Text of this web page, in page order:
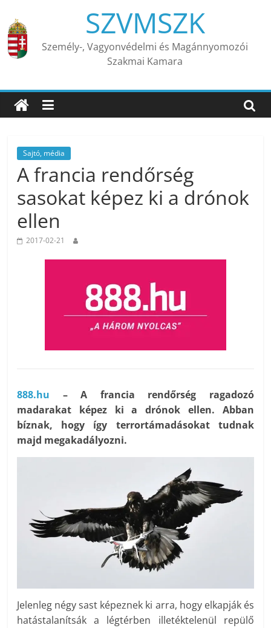
content
SZVMSZK
Személy-, Vagyonvédelmi és Magánnyomozói
Szakmai Kamara
Sajtó, média
A francia rendőrség
sasokat képez ki a drónok
ellen
2017-02-21
888.hu – A francia rendőrség ragadozó
madarakat képez ki a drónok ellen. Abban
bíznak, hogy így terrortámadásokat tudnak
majd megakadályozni.
Jelenleg négy sast képeznek ki arra, hogy elkapják és
hatástalanítsák a légtérben illetéktelenül repülő